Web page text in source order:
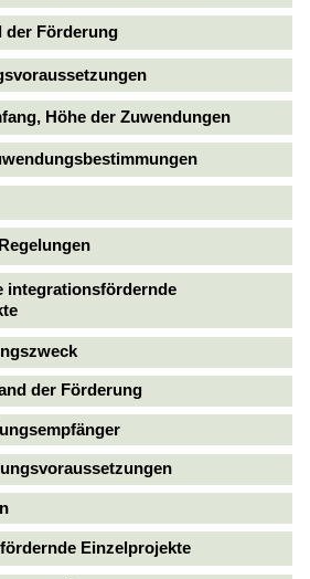
der Förderung
Höhe der Zuwendungen
integrationsfördernde
der Förderung
Einzelprojekte